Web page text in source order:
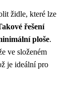
židle, které lze
řešení
ploše.
ve složeném
je ideální pro